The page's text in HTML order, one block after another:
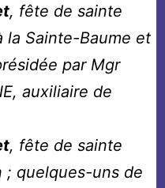
, fête de sainte
la Sainte-Baume et
par Mgr
auxiliaire de
, fête de sainte
; quelques-uns de